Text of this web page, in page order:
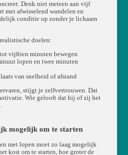
Denk niet meteen aan vijf
met afwisselend wandelen en
conditie op zonder je lichaam
doelen:
vijftien minuten bewegen
lopen en twee minuten
van snelheid of afstand
stijgt je zelfvertrouwen. Dat
Wie gelooft dat hij of zij het
mogelijk om te starten
met lopen moet zo laag mogelijk
kost om te starten, hoe groter de